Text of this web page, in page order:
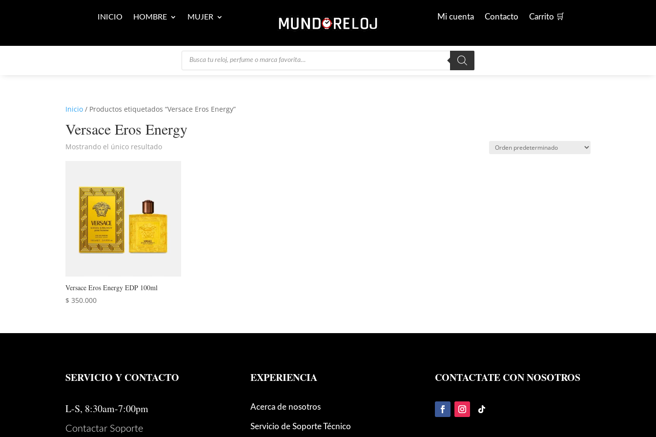
INICIO HOMBRE MUJER Mi cuenta Contacto Carrito 🛒
Búsqueda
productos
Inicio / Productos etiquetados “Versace Eros Energy”
Versace Eros Energy
Mostrando el único resultado
Versace Eros Energy EDP 100ml
$ 350.000
SERVICIO Y CONTACTO
L-S, 8:30am-7:00pm
Contactar Soporte
EXPERIENCIA
Acerca de nosotros
Servicio de Soporte Técnico
CONTACTATE CON NOSOTROS